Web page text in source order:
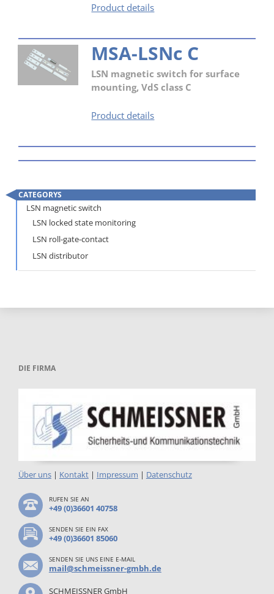
Product detailsMSA-
MSA-LSNc C
LSN magnetic switch for surface
mounting, VdS class C
Product detailsMSA-
CATEGORYS
Skip
navigation
LSN magnetic switch
LSN locked state monitoring
LSN roll-gate-contact
LSN distributor
DIE FIRMA
Über uns| Kontakt| Impressum | Datenschutz
RUFEN SIE AN
+49 (0)36601 40758
SENDEN SIE EIN FAX
+49 (0)36601 85060
SENDEN SIE UNS EINE E-MAIL
mail@schmeissner-gmbh.de
SCHMEISSNER GmbH